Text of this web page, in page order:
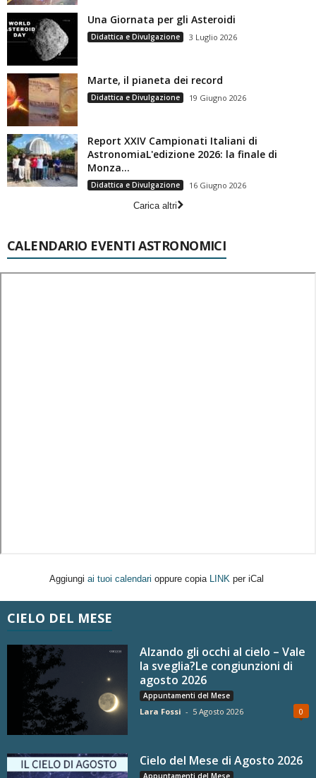
Una Giornata per gli Asteroidi
Didattica e Divulgazione 3 Luglio 2026
Marte, il pianeta dei record
Didattica e Divulgazione 19 Giugno 2026
Report XXIV Campionati Italiani di
AstronomiaL'edizione 2026: la finale di
Monza...
Didattica e Divulgazione
16 Giugno 2026
Carica altri
CALENDARIO EVENTI ASTRONOMICI
Aggiungi ai tuoi calendari oppure copia LINK per iCal
CIELO DEL MESE
Alzando gli occhi al cielo – Vale
la sveglia?Le congiunzioni di
agosto 2026
Appuntamenti del Mese
Lara Fossi - 5 Agosto 2026 0
Cielo del Mese di Agosto 2026
Appuntamenti del Mese